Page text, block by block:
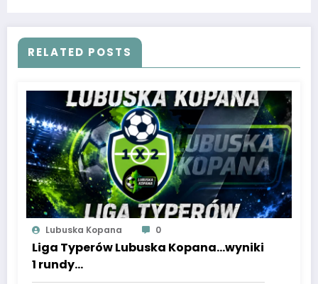
RELATED POSTS
Lubuska Kopana 0
Liga Typerów Lubuska Kopana…wyniki
1 rundy…